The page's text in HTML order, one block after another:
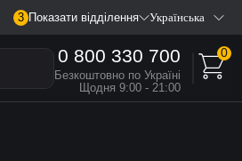
3 Показати відділення Українська
0 800 330 700
Безкоштовно по Україні
Щодня 9:00 - 21:00
0